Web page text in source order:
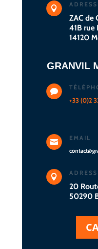

ZAC de
41B rue
14120
GRANVIL

+33 (0)2

EMAIL

20
50290